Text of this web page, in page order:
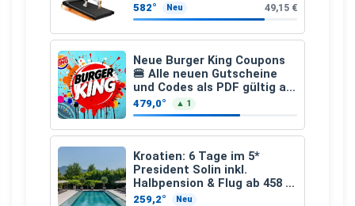
582° Neu 49,15 €
Neue Burger King Coupons
🍔 Alle neuen Gutscheine
und Codes als PDF gültig ab
25.07.2026 bis 04.09.2026
479,0° ▲ 1
Kroatien: 6 Tage im 5*
President Solin inkl.
Halbpension & Flug ab 458 €
pro Person
259,2° Neu